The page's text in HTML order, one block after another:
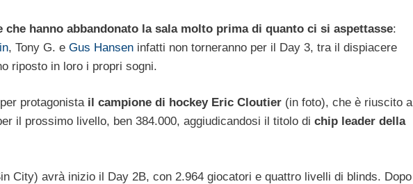
hanno abbandonato la sala molto prima di quanto ci si aspettasse:
, Tony G. e Gus Hansen infatti non torneranno per il Day 3, tra il dispiacere
riposto in loro i propri sogni.
protagonistail campione di hockey Eric Cloutier (in foto), che è riuscito a
il prossimo livello, ben 384.000, aggiudicandosi il titolo di chip leader della
City) avrà inizio il Day 2B, con 2.964 giocatori e quattro livelli di blinds. Dopo